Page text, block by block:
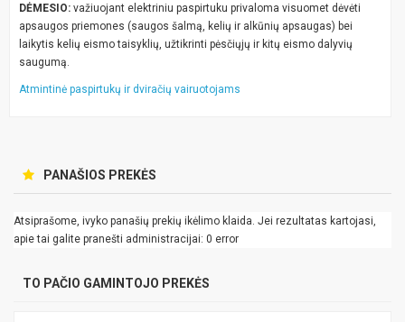
DĖMESIO: važiuojant elektriniu paspirtuku privaloma visuomet dėvėti
apsaugos priemones (saugos šalmą, kelių ir alkūnių apsaugas) bei
laikytis kelių eismo taisyklių, užtikrinti pėsčiųjų ir kitų eismo dalyvių
saugumą.
Atmintinė paspirtukų ir dviračių vairuotojams
PANAŠIOS PREKĖS
Atsiprašome, ivyko panašių prekių ikėlimo klaida. Jei rezultatas kartojasi,
apie tai galite pranešti administracijai: 0 error
TO PAČIO GAMINTOJO PREKĖS